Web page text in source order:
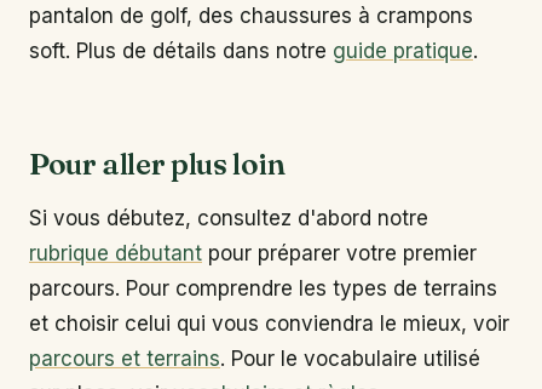
pantalon de golf, des chaussures à crampons
soft. Plus de détails dans notre guide pratique.
Pour aller plus loin
Si vous débutez, consultez d'abord notre
rubrique débutant pour préparer votre premier
parcours. Pour comprendre les types de terrains
et choisir celui qui vous conviendra le mieux, voir
parcours et terrains. Pour le vocabulaire utilisé